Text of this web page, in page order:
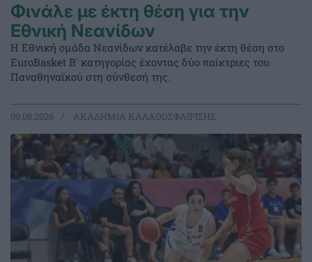
Φινάλε με έκτη θέση για την
Εθνική Νεανίδων
Η Εθνική ομάδα Νεανίδων κατέλαβε την έκτη θέση στο
EuroBasket Β' κατηγορίας έχοντας δύο παίκτριες του
Παναθηναϊκού στη σύνθεσή της.
09.08.2026 ΑΚΑΔΗΜΙΑ ΚΑΛΑΘΟΣΦΑΙΡΙΣΗΣ